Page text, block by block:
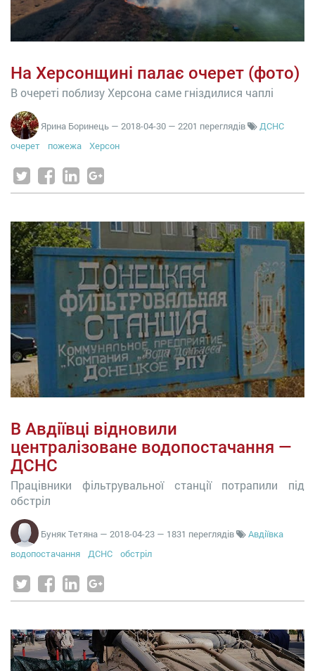
На Херсонщині палає очерет (фото)
В очереті поблизу Херсона саме гніздилися чаплі
Ярина Боринець — 2018-04-30 — 2201 переглядів
ДСНС
очерет
пожежа Херсон
В Авдіївці відновили
централізоване водопостачання —
ДСНС
Працівники фільтрувальної станції потрапили під
обстріл
Буняк Тетяна — 2018-04-23 — 1831 переглядів
Авдіївка
водопостачання
ДСНС обстріл